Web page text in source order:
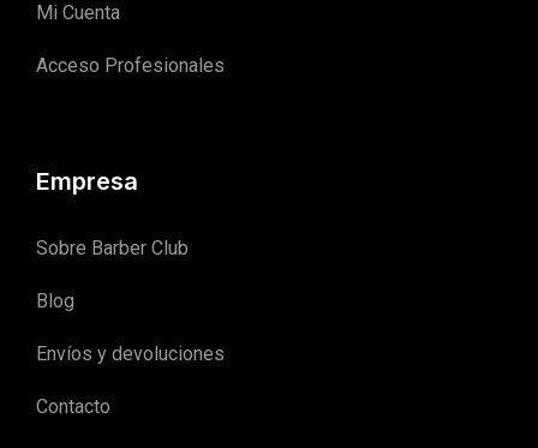
Mi Cuenta
Acceso Profesionales
Empresa
Sobre Barber Club
Blog
Envíos y devoluciones
Contacto